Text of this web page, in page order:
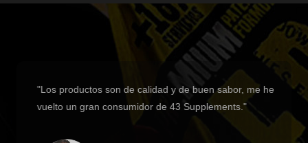
"Los productos son de calidad y de buen sabor, me he
vuelto un gran consumidor de 43 Supplements."